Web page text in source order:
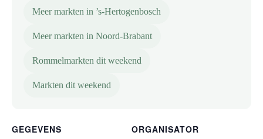
Meer markten in ’s-Hertogenbosch
Meer markten in Noord-Brabant
Rommelmarkten dit weekend
Markten dit weekend
GEGEVENS
ORGANISATOR